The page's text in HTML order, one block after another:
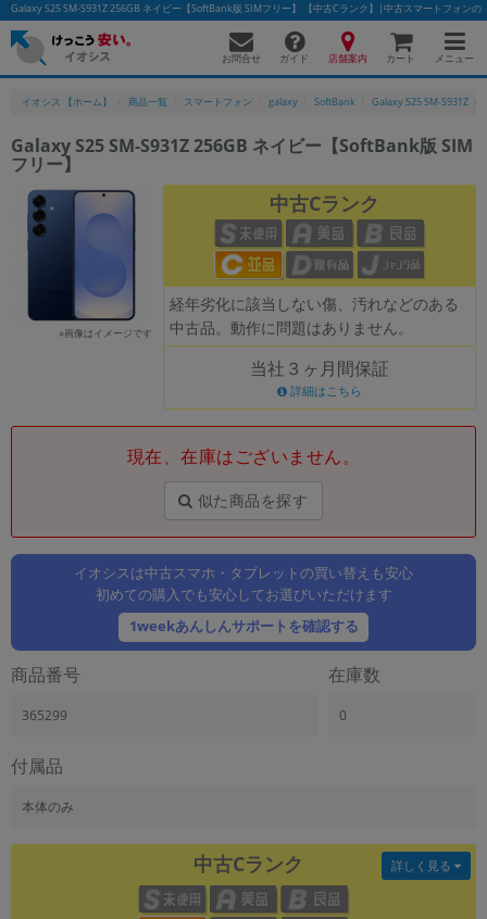
Galaxy S25 SM-S931Z 256GB ネイビー【SoftBank版 SIMフリー】 【中古Cランク】|中古スマートフォンの
お問合せ ガイド 店舗案内 カート メニュー
イオシス 【ホーム】 商品一覧 スマートフォン galaxy SoftBank Galaxy S25 SM-S931Z
Galaxy S25 SM-S931Z 256GB ネイビー【SoftBank版 SIM
フリー】
※画像はイメージです
中古Cランク
経年劣化に該当しない傷、汚れなどのある
中古品。動作に問題はありません。
当社３ヶ月間保証
詳細はこちら
現在、在庫はございません。
似た商品を探す
イオシスは中古スマホ・タブレットの買い替えも安心
初めての購入でも安心してお選びいただけます
1weekあんしんサポートを確認する
商品番号
365299
在庫数
0
付属品
本体のみ
中古Cランク 詳しく見る
フリーワード
除外ワード
人気の検索ワード： Let's note EliteBookMacBook
「スマートフォン」「タブレット」など
製造、販売メーカーの絞り込み
「Apple」「SONY」「SHARP」など
商品の搭載機能による絞り込み
ドライブ
ドライブの絞り込み
ランク
商品状態の絞り込み